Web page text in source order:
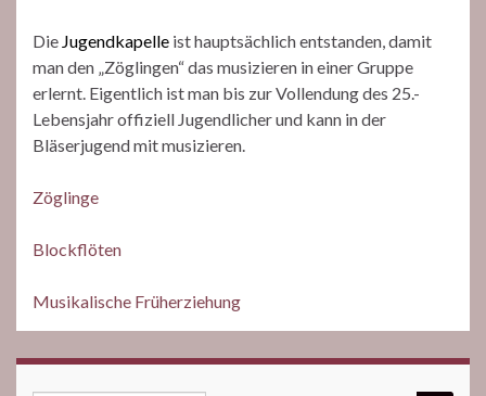
Die Jugendkapelle ist hauptsächlich entstanden, damit
man den „Zöglingen“ das musizieren in einer Gruppe
erlernt. Eigentlich ist man bis zur Vollendung des 25.-
Lebensjahr offiziell Jugendlicher und kann in der
Bläserjugend mit musizieren.
Zöglinge
Blockflöten
Musikalische Früherziehung